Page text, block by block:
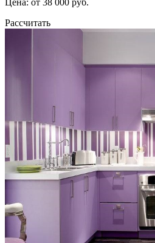
Рассчитать